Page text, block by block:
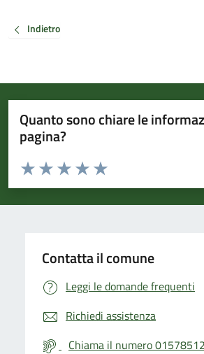
Indietro
Quanto sono chiare le
pagina?
Valuta da 1 a 5 stelle la pagina
Valuta 5 stelle su 5
Valuta 4 stelle su 5
Valuta 3 stelle su 5
Valuta 2 stelle su 5
Valuta 1 stelle su 5
Contatta il comune
Leggi le domande frequenti
Richiedi assistenza
Chiama il numero 01578512